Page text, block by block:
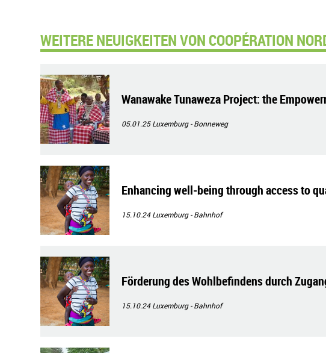
WEITERE NEUIGKEITEN VON COOPÉRATION
Wanawake Tunaweza Project: the
05.01.25Luxemburg - Bonneweg
Enhancing well-being through access to
15.10.24Luxemburg - Bahnhof
Förderung des Wohlbefindens durch
15.10.24Luxemburg - Bahnhof